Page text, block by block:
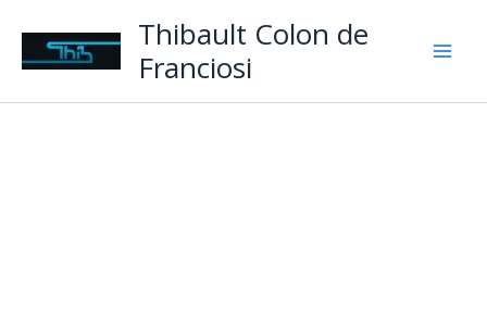
contenu
Thibault Colon de
Franciosi